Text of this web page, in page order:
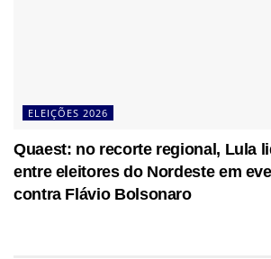
ELEIÇÕES 2026
Quaest: no recorte regional, Lula
entre eleitores do Nordeste em
contra Flávio Bolsonaro